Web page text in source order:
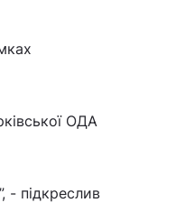
ОДА
- підкреслив